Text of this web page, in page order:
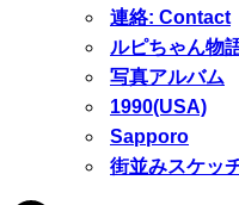
連絡: Contact
ルピちゃん物
写真アルバム
1990(USA)
Sapporo
街並みスケッ